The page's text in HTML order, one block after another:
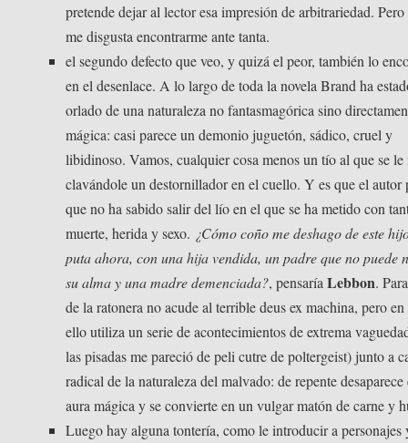
pretende dejar al lector esa impresión de arbitrariedad.
me disgusta encontrarme ante tanta.
el segundo defecto que veo, y quizá el peor, también lo
en el desenlace. A lo largo de toda la novela Brand ha
orlado de una naturaleza no fantasmagórica sino
mágica: casi parece un demonio juguetón, sádico, cruel y
libidinoso. Vamos, cualquier cosa menos un tío al que se le
clavándole un destornillador en el cuello. Y es que el autor
que no ha sabido salir del lío en el que se ha metido con
muerte, herida y sexo. ¿Cómo coño me deshago de este
puta ahora, con una hija vendida, un padre que no puede
su alma y una madre demenciada?, pensaríaLebbon.
de la ratonera no acude al terrible deus ex machina, pero en
ello utiliza un serie de acontecimientos de extrema
las pisadas me pareció de peli cutre de poltergeist) junto a
radical de la naturaleza del malvado: de repente desaparece
aura mágica y se convierte en un vulgar matón de carne y
Luego hay alguna tontería, como le introducir a personajes